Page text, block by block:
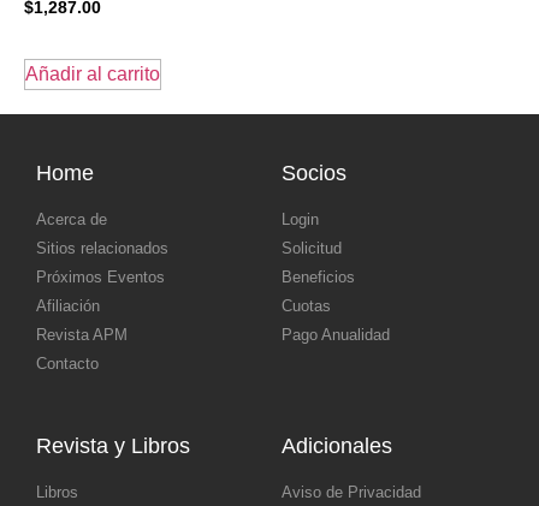
$1,287.00
Añadir al carrito
Home
Acerca de
Sitios relacionados
Próximos Eventos
Afiliación
Revista APM
Contacto
Socios
Login
Solicitud
Beneficios
Cuotas
Pago Anualidad
Revista y Libros
Libros
Adicionales
Aviso de Privacidad